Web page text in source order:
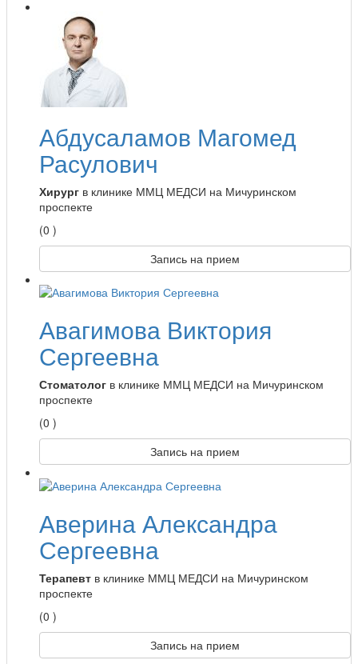
Абдусаламов Магомед
Расулович
Хирург в клинике ММЦ МЕДСИ на Мичуринском
проспекте
(0 )
Запись на прием
Авагимова Виктория
Сергеевна
Стоматолог в клинике ММЦ МЕДСИ на Мичуринском
проспекте
(0 )
Запись на прием
Аверина Александра
Сергеевна
Терапевт в клинике ММЦ МЕДСИ на Мичуринском
проспекте
(0 )
Запись на прием